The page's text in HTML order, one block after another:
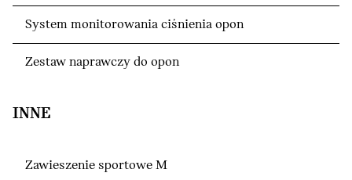
System monitorowania ciśnienia opon
Zestaw naprawczy do opon
INNE
Zawieszenie sportowe M